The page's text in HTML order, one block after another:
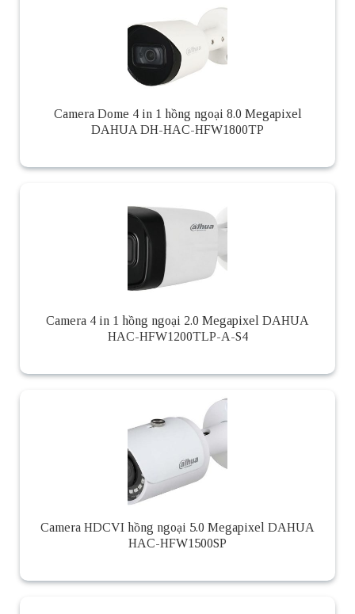
Camera Dome 4 in 1 hồng ngoại 8.0 Megapixel
DAHUA DH-HAC-HFW1800TP
Camera 4 in 1 hồng ngoại 2.0 Megapixel DAHUA
HAC-HFW1200TLP-A-S4
Camera HDCVI hồng ngoại 5.0 Megapixel DAHUA
HAC-HFW1500SP